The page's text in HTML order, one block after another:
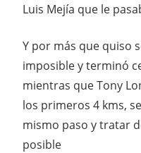
Luis Mejía que le
Y por más que quiso
imposible y terminó
mientras que Tony
los primeros 4 kms,
mismo paso y tratar
posible